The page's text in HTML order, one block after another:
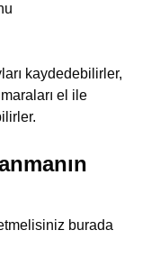
kaydedebilirler,
el ile
burada